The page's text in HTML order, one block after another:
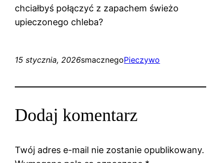
chciałbyś połączyć z zapachem świeżo
upieczonego chleba?
15 stycznia, 2026smacznegoPieczywo
Dodaj komentarz
Twój adres e-mail nie zostanie opublikowany.